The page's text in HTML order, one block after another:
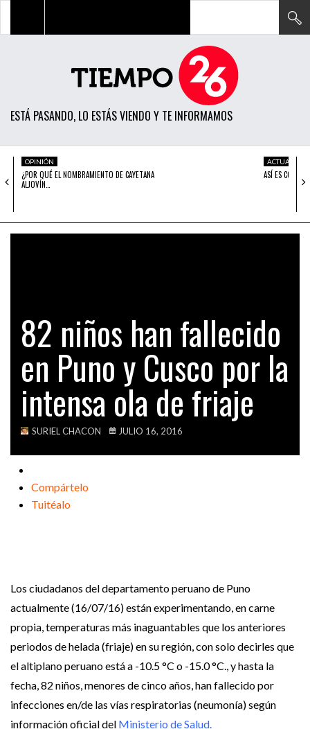
ESTÁ PASANDO, LO ESTÁS VIENDO Y TE INFORMAMOS
POLÍTICA
ECONOMÍA
SOCIEDAD
OPINIÓN
VIDEOS
OPINIÓN
¿POR QUÉ EL NOMBRAMIENTO DE CAYETANA
ALJOVÍN…
ACTUALIDAD
ASÍ ES COMO
82 niños han fallecido
en Puno y Cusco por la
intensa ola de friaje
SURIEL CHACON JULIO 16, 2016
Compártelo
Tuitéalo
Los ciudadanos del departamento peruano de Puno
actualmente (16/07/16) están experimentando, en carne
propia, temperaturas más inaguantables que los anteriores
periodos de helada (friaje) en su región, con solo decirles que
el altiplano peruano está a -10.5 °C o -15.0 °C., y hasta la
fecha, 82 niños, menores de cinco años, han fallecido por
infecciones en/de las vías respiratorias (neumonía) según
información oficial del Ministerio de Salud.